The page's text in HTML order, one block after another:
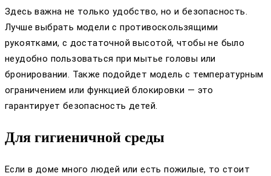
Здесь важна не только удобство, но и безопасность.
Лучше выбрать модели с противоскользящими
рукоятками, с достаточной высотой, чтобы не было
неудобно пользоваться при мытье головы или
бронировании. Также подойдет модель с температурным
ограничением или функцией блокировки — это
гарантирует безопасность детей.
Для гигиеничной среды
Если в доме много людей или есть пожилые, то стоит